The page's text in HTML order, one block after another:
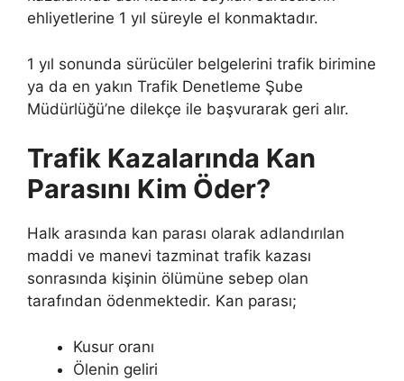
ehliyetlerine 1 yıl süreyle el konmaktadır.
1 yıl sonunda sürücüler belgelerini trafik birimine
ya da en yakın Trafik Denetleme Şube
Müdürlüğü’ne dilekçe ile başvurarak geri alır.
Trafik Kazalarında Kan
Parasını Kim Öder?
Halk arasında kan parası olarak adlandırılan
maddi ve manevi tazminat trafik kazası
sonrasında kişinin ölümüne sebep olan
tarafından ödenmektedir. Kan parası;
Kusur oranı
Ölenin geliri